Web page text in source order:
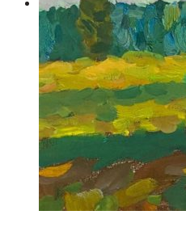
Предложить картину